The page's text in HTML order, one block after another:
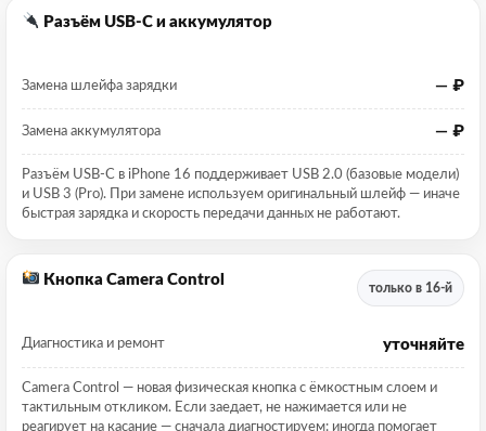
Разъём USB-C и аккумулятор
Замена шлейфа зарядки — ₽
Замена аккумулятора — ₽
Разъём USB-C в iPhone 16 поддерживает USB 2.0 (базовые модели)
и USB 3 (Pro). При замене используем оригинальный шлейф — иначе
быстрая зарядка и скорость передачи данных не работают.
Кнопка Camera Control
только в 16-й
Диагностика и ремонт уточняйте
Camera Control — новая физическая кнопка с ёмкостным слоем и
тактильным откликом. Если заедает, не нажимается или не
реагирует на касание — сначала диагностируем: иногда помогает